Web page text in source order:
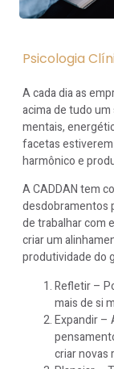
Psicologia
A cada dia as
acima de tudo
mentais,
facetas
harmônico e
A CADDAN tem
desdobramentos
de trabalhar com
criar um
produtividade do
Refletir –
mais de si
Expandir –
criar novas